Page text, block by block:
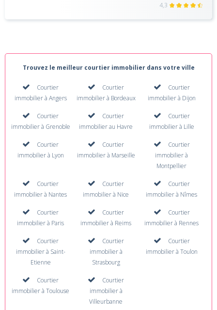
4,3
Trouvez le meilleur courtier immobilier dans votre ville
Courtier
immobilier à Angers
Courtier
immobilier à Bordeaux
Courtier
immobilier à Dijon
Courtier
immobilier à Grenoble
Courtier
immobilier au Havre
Courtier
immobilier à Lille
Courtier
immobilier à Lyon
Courtier
immobilier à Marseille
Courtier
immobilier à
Montpellier
Courtier
immobilier à Nantes
Courtier
immobilier à Nice
Courtier
immobilier à Nîmes
Courtier
immobilier à Paris
Courtier
immobilier à Reims
Courtier
immobilier à Rennes
Courtier
immobilier à Saint-
Etienne
Courtier
immobilier à
Strasbourg
Courtier
immobilier à Toulon
Courtier
immobilier à Toulouse
Courtier
immobilier à
Villeurbanne